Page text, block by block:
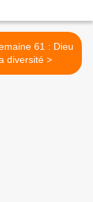
61 : Dieu
aime la diversité >